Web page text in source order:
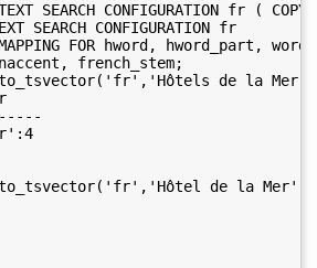
TEXT SEARCH CONFIGURATION fr (
SEARCH CONFIGURATION fr
FOR hword, hword_part, word
french_stem;
to_tsvector('fr','Hôtels de la
to_tsvector('fr','Hôtel de la Mer')